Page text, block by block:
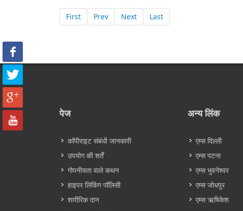
First Prev Next Last
पेज
कॉपीराइट संबंधी जानकारी
उपयोग की शर्तें
गोपनीयता वाले कथन
हाइपर लिंकिंग पॉलिसी
शारीरिक दान
अन्य लिंक
एम्स दिल्ली
एम्स पटना
एम्स भुवनेश्वर
एम्स जोधपुर
एम्स ऋषिकेश